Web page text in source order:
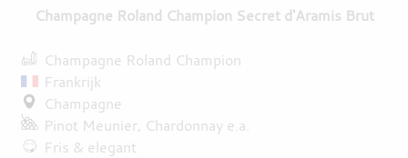
Champagne Roland Champion Secret d'Aramis Brut
Champagne Roland Champion
Frankrijk
Champagne
Pinot Meunier Chardonnay e.a.
Fris & elegant